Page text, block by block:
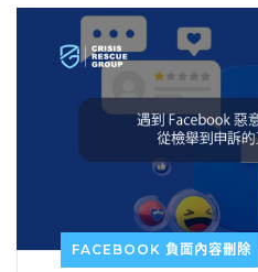
FACEBOOK 負面內容刪除